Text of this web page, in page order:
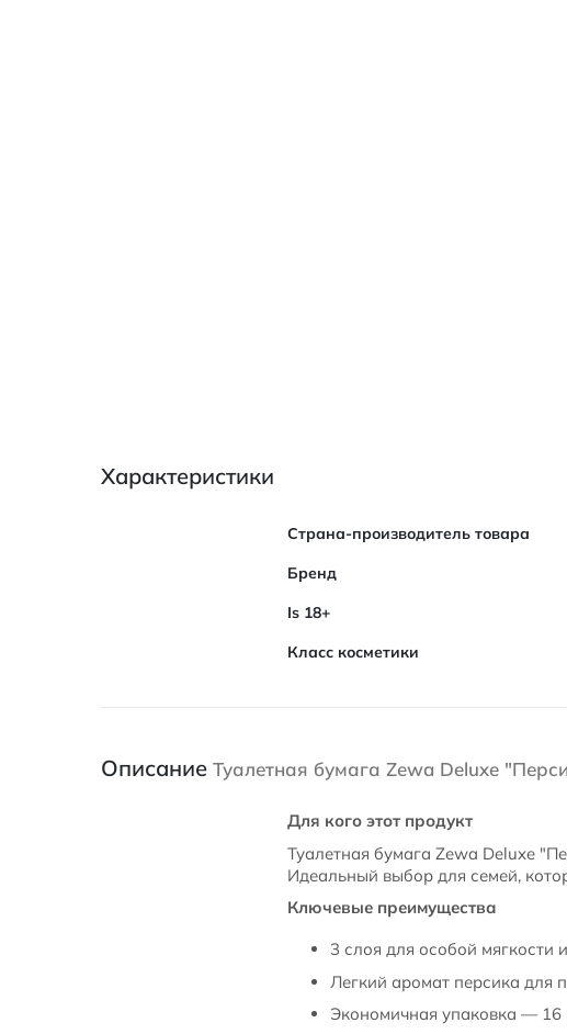
Характеристики
Характеристики
Страна-производитель товара
Бренд
Is 18+
Класс косметики
Описание Туалетная бумага Zewa Deluxe
Для кого этот продукт
Туалетная бумага Zewa Deluxe
Идеальный выбор для семей,
Ключевые преимущества
3 слоя для особой мягкости
Легкий аромат персика для
Экономичная упаковка — 16